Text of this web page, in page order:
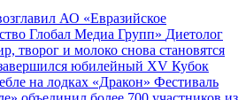
АО «Евразийское
Глобал Медиа Групп» Диетолог
творог и молоко снова становятся
юбилейный XV Кубок
на лодках «Дракон» Фестиваль